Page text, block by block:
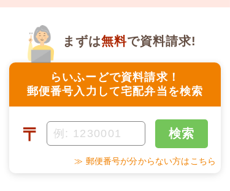
らいふーどで資料請求！
郵便番号入力して宅配弁当を検索
まずは無料で資料請求!
〒 検索
≫ 郵便番号が分からない方はこちら